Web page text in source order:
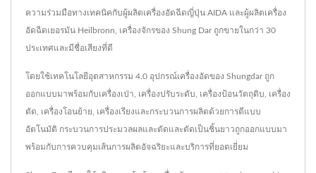
ความร่วมมือทางเทคนิคกับผู้ผลิตเครื่องอัดฉีดญี่ปุ่น AIDA และผู้ผลิตเครื่อง
อัดฉีดเยอรมัน Heilbronn, เครื่องจักรของ Shung Dar ถูกขายในกว่า 30
ประเทศและมีชื่อเสียงที่ดี
โดยใช้เทคโนโลยีอุตสาหกรรม 4.0 อุปกรณ์เครื่องอัดของ Shungdar ถูก
ออกแบบมาพร้อมกับเครื่องเป่า, เครื่องปรับระดับ, เครื่องป้อนวัตถุดิบ, เครื่อง
ตัด, เครื่องโอนย้าย, เครื่องเรียงและกระบวนการผลิตด้วยการตีแบบ
อัตโนมัติ กระบวนการประมวลผลและตัดและตัดเป็นชิ้นยาวถูกออกแบบมา
พร้อมกับการควบคุมเส้นการผลิตอัจฉริยะและบริการที่ยอดเยี่ยม